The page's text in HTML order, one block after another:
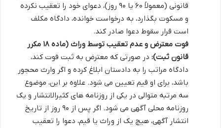
قانونی (معمولاً ۶۰ یا ۹۰ روز)، دعوای خود را تعقیب نکرده
و مسکوت بگذارد، به درخواست خوانده، دادگاه مکلف
است قرار سقوط دعوا صادر کند.
فوت معترض و عدم تعقیب توسط وراث (ماده ۱۸ مکرر
قانون ثبت): در صورتی که معترض به ثبت فوت کند،
دادگاه مراتب را به دادستان ابلاغ کرده و اگر وارث محجور
باشد، برای او قیم تعیین می شود. علاوه بر این، موضوع
سه مرتبه متوالی در یکی از روزنامه های کثیرالانتشار و یک
روزنامه محلی آگهی می شود. اگر پس از ۹۰ روز از تاریخ
انتشار آگهی، هیچ یک از وراث یا قیم، دعوا را تعقیب